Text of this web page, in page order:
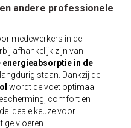
andere professionele
medewerkers in de
afhankelijk zijn van
energieabsorptie in de
staan. Dankzij de
wordt de voet optimaal
comfort en
ideale keuze voor
vloeren.